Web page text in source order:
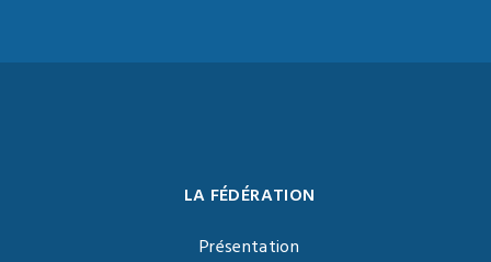
LA FÉDÉRATION
Présentation